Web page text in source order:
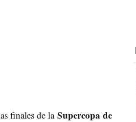
finales de laSupercopa de